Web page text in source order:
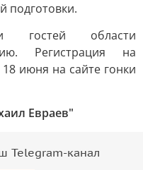
подготовки.
гостей области
Регистрация на
июня на сайте гонки
Евраев"
Telegram-канал